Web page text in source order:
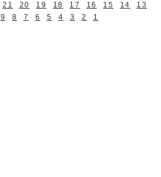
21 20 19 18 17 16 15 14
13
9 8 7 6 5 4 3 2 1